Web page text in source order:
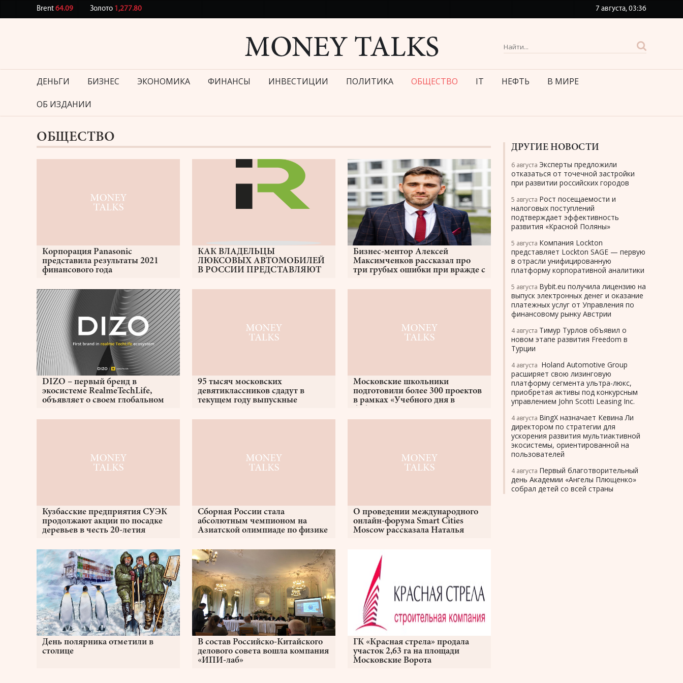
Brent64.09 Золото1,277.80 7 августа,03:36
ДЕНЬГИ БИЗНЕС ЭКОНОМИКА ФИНАНСЫ ИНВЕСТИЦИИ ПОЛИТИКА ОБЩЕСТВО IT НЕФТЬ В МИРЕ
ОБ ИЗДАНИИ
ОБЩЕСТВО
Корпорация Panasonic
представила результаты 2021
финансового года
КАК ВЛАДЕЛЬЦЫ
ЛЮКСОВЫХ АВТОМОБИЛЕЙ
В РОССИИ ПРЕДСТАВЛЯЮТ
ПОСЛЕ ПАНДЕМИИ
Бизнес-ментор Алексей
Максимченков рассказал про
три грубых ошибки при вражде с
DIZO – первый бренд в
экосистеме RealmeTechLife,
объявляет о своем глобальном
95 тысяч московских
девятиклассников сдадут в
текущем году выпускные
Московские школьники
подготовили более 300 проектов
в рамках «Учебного дня в
Кузбасские предприятия СУЭК
продолжают акции по посадке
деревьев в честь 20-летия
Сборная России стала
абсолютным чемпионом на
Азиатской олимпиаде по физике
О проведении международного
онлайн-форума Smart Cities
Moscow рассказала Наталья
День полярника отметили в
столице
В состав Российско-Китайского
делового cовета вошла компания
«ИПИ-лаб»
ГК «Красная стрела» продала
участок 2,63 га на площади
Московские Ворота
ДРУГИЕ НОВОСТИ
6 августа Эксперты предложили
отказаться от точечной застройки
при развитии российских городов
5 августа Рост посещаемости и
налоговых поступлений
подтверждает эффективность
развития «Красной Поляны»
5 августа Компания Lockton
представляет Lockton SAGE — первую
в отрасли унифицированную
платформу корпоративной аналитики
5 августа Bybit.eu получила лицензию на
выпуск электронных денег и оказание
платежных услуг от Управления по
финансовому рынку Австрии
4 августа Тимур Турлов объявил о
новом этапе развития Freedom в
Турции
4 августа Holand Automotive Group
расширяет свою лизинговую
платформу сегмента ультра-люкс,
приобретая активы под конкурсным
управлением John Scotti Leasing Inc.
4 августа BingX назначает Кевина Ли
директором по стратегии для
ускорения развития мультиактивной
экосистемы, ориентированной на
пользователей
4 августа Первый благотворительный
день Академии «Ангелы Плющенко»
собрал детей со всей страны